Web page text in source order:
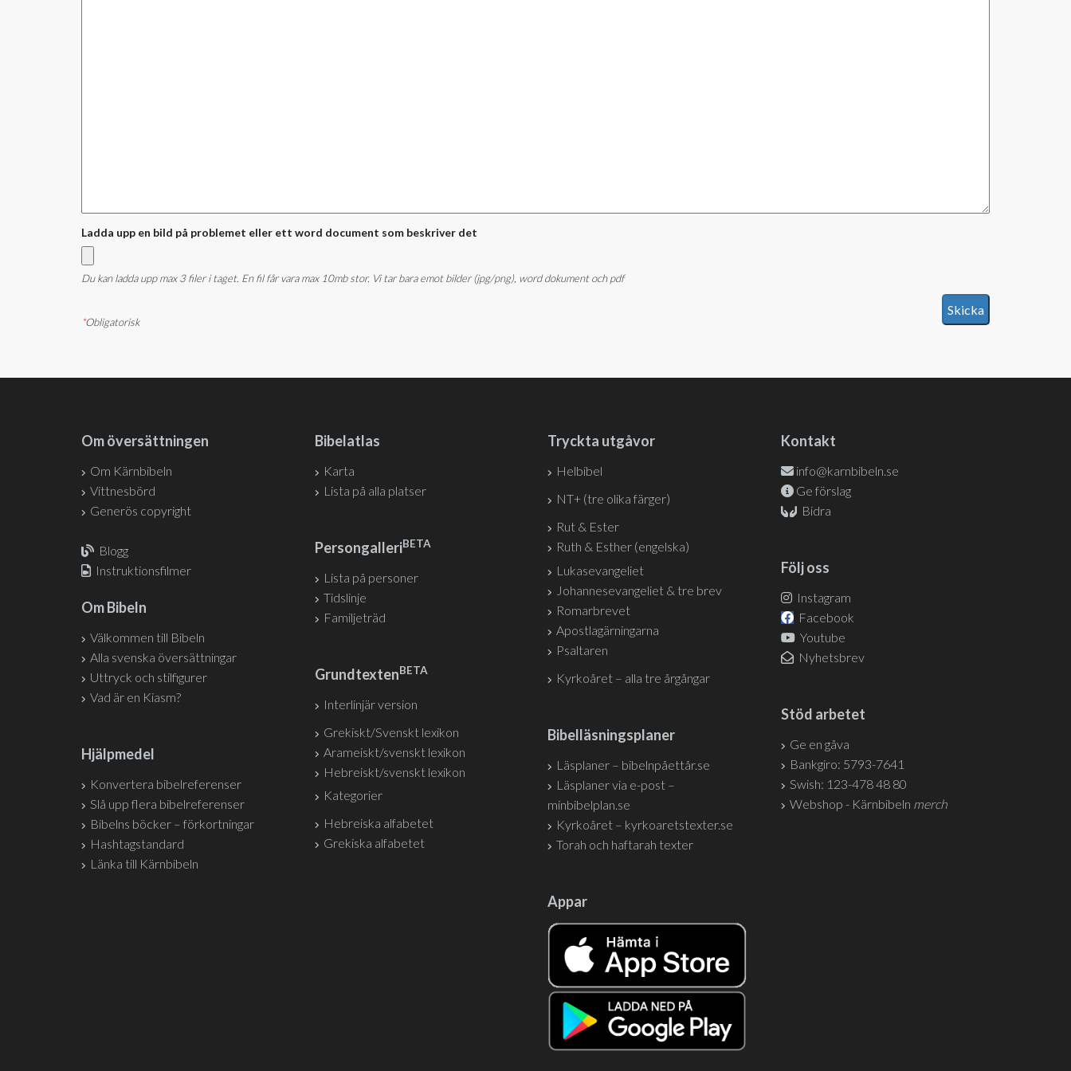
Ladda upp en bild på problemet eller ett word document som beskriver det
Du kan ladda upp max 3 filer i taget. En fil får vara max 10mb stor. Vi tar bara emot bilder (jpg/png), word dokument och pdf
*Obligatorisk
Om översättningen
Om Kärnbibeln
Vittnesbörd
Generös copyright
Blogg
Instruktionsfilmer
Om Bibeln
Välkommen till Bibeln
Alla svenska översättningar
Uttryck och stilfigurer
Vad är en Kiasm?
Hjälpmedel
Konvertera bibelreferenser
Slå upp flera bibelreferenser
Bibelns böcker – förkortningar
Hashtagstandard
Länka till Kärnbibeln
Bibelatlas
Karta
Lista på alla platser
PersongalleriBETA
Lista på personer
Tidslinje
Familjeträd
GrundtextenBETA
Interlinjär version
Grekiskt/Svenskt lexikon
Arameiskt/svenskt lexikon
Hebreiskt/svenskt lexikon
Kategorier
Hebreiska alfabetet
Grekiska alfabetet
Tryckta utgåvor
Helbibel
NT+ (tre olika färger)
Rut & Ester
Ruth & Esther (engelska)
Lukasevangeliet
Johannesevangeliet & tre brev
Romarbrevet
Apostlagärningarna
Psaltaren
Kyrkoåret – alla tre årgångar
Bibelläsningsplaner
Läsplaner – bibelnpåettår.se
Läsplaner via e-post –
minbibelplan.se
Kyrkoåret – kyrkoaretstexter.se
Torah och haftarah texter
Appar
Kontakt
info@karnbibeln.se
Ge förslag
Bidra
Följ oss
Instagram
Facebook
Youtube
Nyhetsbrev
Stöd arbetet
Ge en gåva
Bankgiro: 5793-7641
Swish: 123-478 48 80
Webshop - Kärnbibeln merch